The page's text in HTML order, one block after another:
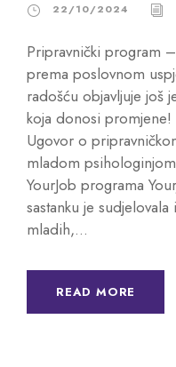
22/10/2024
Pripravnički program
prema poslovnom
radošću objavljuje još
koja donosi
Ugovor o
mladom
YourJob programa
sastanku je
mladih,...
READ MORE